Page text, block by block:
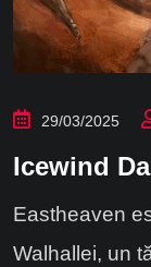
29/03/2025
Icewind
Eastheaven
Walhallei, un